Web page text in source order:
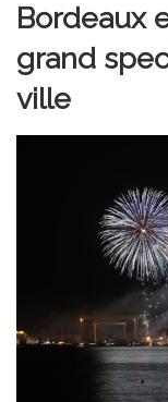
Bordeaux
grand
ville